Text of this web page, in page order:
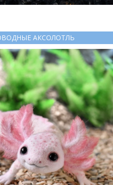
АКСОЛОТЛЬ